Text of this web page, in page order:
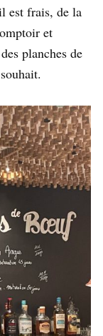
est frais, de la
et
planches de